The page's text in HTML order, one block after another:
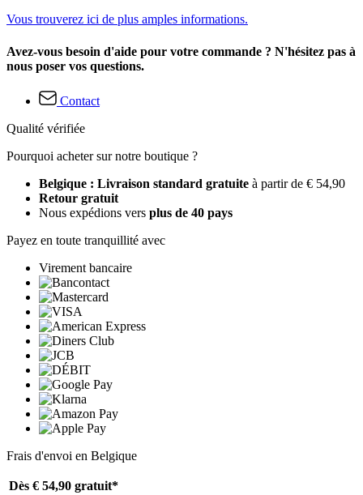
Vous trouverez ici de plus amples informations.
Avez-vous besoin d'aide pour votre commande ? N'hésitez pas à
nous poser vos questions.
Contact
Qualité vérifiée
Pourquoi acheter sur notre boutique ?
Belgique : Livraison standard gratuite à partir de € 54,90
Retour gratuit
Nous expédions vers plus de 40 pays
Payez en toute tranquillité avec
Virement bancaire
Frais d'envoi en Belgique
Dès € 54,90 gratuit*